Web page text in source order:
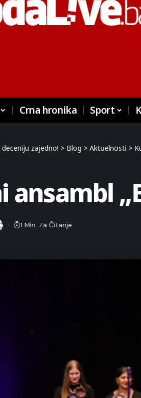
Crna hronika Sport
deceniju zajedno! > Blog > Aktuelnosti >
ansambl
1 Min. Za Čitanje